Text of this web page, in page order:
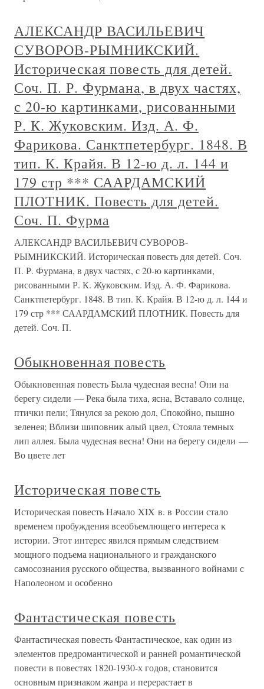
АЛЕКСАНДР ВАСИЛЬЕВИЧ
СУВОРОВ-РЫМНИКСКИЙ.
Историческая повесть для детей.
Соч. П. Р. Фурмана, в двух частях,
с 20-ю картинками, рисованными
Р. К. Жуковским. Изд. А. Ф.
Фарикова. Санктпетербург. 1848. В
тип. К. Крайя. В 12-ю д. л. 144 и
179 стр *** СААРДАМСКИЙ
ПЛОТНИК. Повесть для детей.
Соч. П. Фурма
АЛЕКСАНДР ВАСИЛЬЕВИЧ СУВОРОВ-
РЫМНИКСКИЙ. Историческая повесть для детей. Соч.
П. Р. Фурмана, в двух частях, с 20-ю картинками,
рисованными Р. К. Жуковским. Изд. А. Ф. Фарикова.
Санктпетербург. 1848. В тип. К. Крайя. В 12-ю д. л. 144 и
179 стр *** СААРДАМСКИЙ ПЛОТНИК. Повесть для
детей. Соч. П.
Обыкновенная повесть
Обыкновенная повесть Была чудесная весна! Они на
берегу сидели — Река была тиха, ясна, Вставало солнце,
птички пели; Тянулся за рекою дол, Спокойно, пышно
зеленея; Вблизи шиповник алый цвел, Стояла темных
лип аллея. Была чудесная весна! Они на берегу сидели —
Во цвете лет
Историческая повесть
Историческая повесть Начало XIX в. в России стало
временем пробуждения всеобъемлющего интереса к
истории. Этот интерес явился прямым следствием
мощного подъема национального и гражданского
самосознания русского общества, вызванного войнами с
Наполеоном и особенно
Фантастическая повесть
Фантастическая повесть Фантастическое, как один из
элементов предромантической и ранней романтической
повести в повестях 1820-1930-х годов, становится
основным признаком жанра и перерастает в